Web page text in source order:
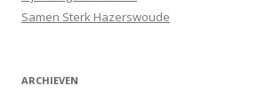
Samen Sterk Hazerswoude
ARCHIEVEN